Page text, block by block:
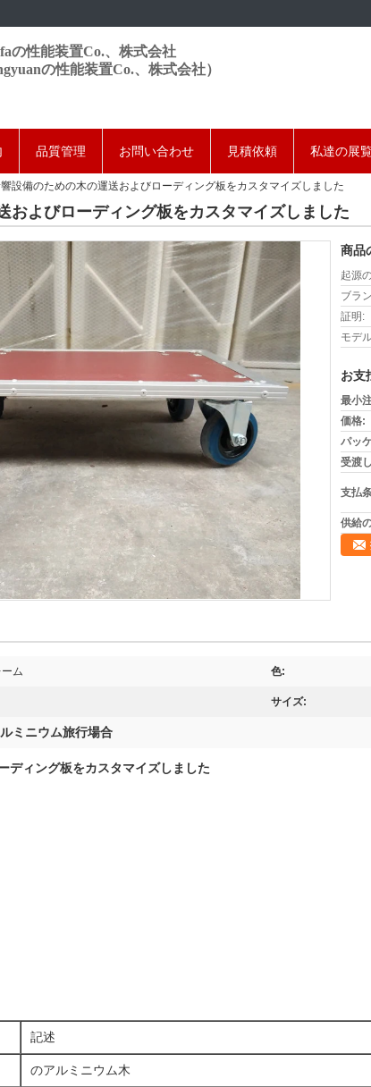
の性能装置Co.、株式会社
の性能装置Co.、株式会社）
品質管理 お問い合わせ 見積依頼 私達の展
設備のための木の運送およびローディング板をカスタマイズしました
およびローディング板をカスタマイズしました
商品
起源
ブラ
証明:
モデ
お支
最小
価格:
パッ
受渡
支払
供給
ム 色:
サイズ:
ミニウム旅行場合
ディング板をカスタマイズしました
記述
のアルミニウム木